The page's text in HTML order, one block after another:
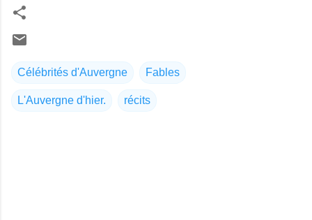
Célébrités d'Auvergne Fables
L'Auvergne d'hier. récits